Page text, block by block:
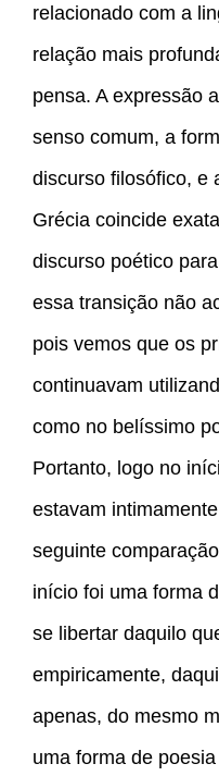
relacionado com a
relação mais
pensa. A expressão
senso comum, a
discurso filosófico, e
Grécia coincide
discurso poético
essa transição não
pois vemos que os
continuavam
como no belíssimo
Portanto, logo no
estavam
seguinte
início foi uma forma
se libertar daquilo
empiricamente,
apenas, do mesmo
uma forma de